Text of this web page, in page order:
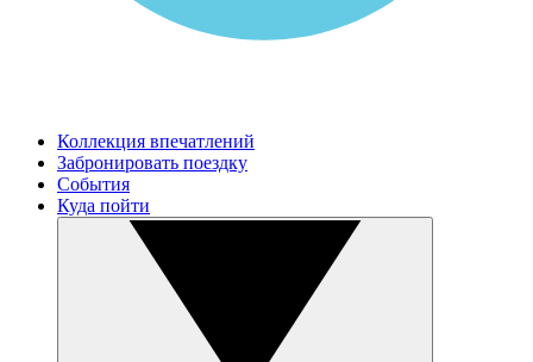
Коллекция впечатлений
Забронировать поездку
События
Куда пойти